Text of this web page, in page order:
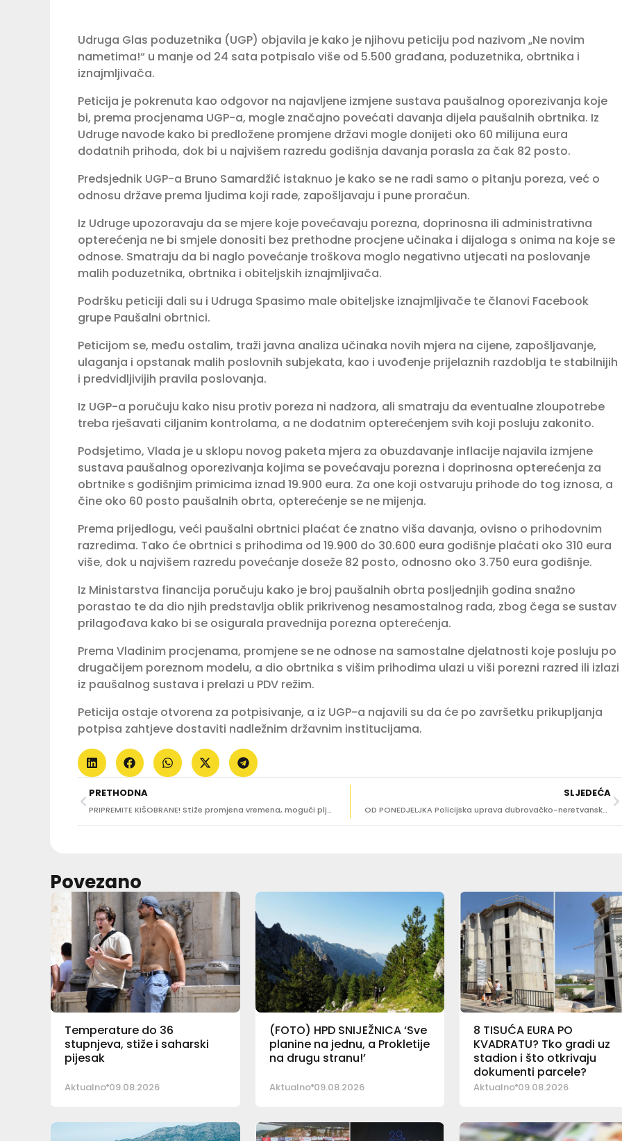
Udruga Glas poduzetnika (UGP) objavila je kako je njihovu peticiju pod nazivom „Ne novim
nametima!“ u manje od 24 sata potpisalo više od 5.500 građana, poduzetnika, obrtnika i
iznajmljivača.
Peticija je pokrenuta kao odgovor na najavljene izmjene sustava paušalnog oporezivanja koje
bi, prema procjenama UGP-a, mogle značajno povećati davanja dijela paušalnih obrtnika. Iz
Udruge navode kako bi predložene promjene državi mogle donijeti oko 60 milijuna eura
dodatnih prihoda, dok bi u najvišem razredu godišnja davanja porasla za čak 82 posto.
Predsjednik UGP-a Bruno Samardžić istaknuo je kako se ne radi samo o pitanju poreza, već o
odnosu države prema ljudima koji rade, zapošljavaju i pune proračun.
Iz Udruge upozoravaju da se mjere koje povećavaju porezna, doprinosna ili administrativna
opterećenja ne bi smjele donositi bez prethodne procjene učinaka i dijaloga s onima na koje se
odnose. Smatraju da bi naglo povećanje troškova moglo negativno utjecati na poslovanje
malih poduzetnika, obrtnika i obiteljskih iznajmljivača.
Podršku peticiji dali su i Udruga Spasimo male obiteljske iznajmljivače te članovi Facebook
grupe Paušalni obrtnici.
Peticijom se, među ostalim, traži javna analiza učinaka novih mjera na cijene, zapošljavanje,
ulaganja i opstanak malih poslovnih subjekata, kao i uvođenje prijelaznih razdoblja te stabilnijih
i predvidljivijih pravila poslovanja.
Iz UGP-a poručuju kako nisu protiv poreza ni nadzora, ali smatraju da eventualne zloupotrebe
treba rješavati ciljanim kontrolama, a ne dodatnim opterećenjem svih koji posluju zakonito.
Podsjetimo, Vlada je u sklopu novog paketa mjera za obuzdavanje inflacije najavila izmjene
sustava paušalnog oporezivanja kojima se povećavaju porezna i doprinosna opterećenja za
obrtnike s godišnjim primicima iznad 19.900 eura. Za one koji ostvaruju prihode do tog iznosa, a
čine oko 60 posto paušalnih obrta, opterećenje se ne mijenja.
Prema prijedlogu, veći paušalni obrtnici plaćat će znatno viša davanja, ovisno o prihodovnim
razredima. Tako će obrtnici s prihodima od 19.900 do 30.600 eura godišnje plaćati oko 310 eura
više, dok u najvišem razredu povećanje doseže 82 posto, odnosno oko 3.750 eura godišnje.
Iz Ministarstva financija poručuju kako je broj paušalnih obrta posljednjih godina snažno
porastao te da dio njih predstavlja oblik prikrivenog nesamostalnog rada, zbog čega se sustav
prilagođava kako bi se osigurala pravednija porezna opterećenja.
Prema Vladinim procjenama, promjene se ne odnose na samostalne djelatnosti koje posluju po
drugačijem poreznom modelu, a dio obrtnika s višim prihodima ulazi u viši porezni razred ili izlazi
iz paušalnog sustava i prelazi u PDV režim.
Peticija ostaje otvorena za potpisivanje, a iz UGP-a najavili su da će po završetku prikupljanja
potpisa zahtjeve dostaviti nadležnim državnim institucijama.
PRETHODNA
PRIPREMITE KIŠOBRANE! Stiže promjena vremena, mogući pljuskovi i grmljavina
SLJEDEĆA
OD PONEDJELJKA Policijska uprava dubrovačko-neretvanska prelazi na ljetno radno vrijeme
Povezano
Temperature do 36
stupnjeva, stiže i saharski
pijesak
Aktualno 09.08.2026
(FOTO) HPD SNIJEŽNICA ‘Sve
planine na jednu, a Prokletije
na drugu stranu!’
Aktualno 09.08.2026
8 TISUĆA EURA PO
KVADRATU? Tko gradi uz
stadion i što otkrivaju
dokumenti parcele?
Aktualno 09.08.2026